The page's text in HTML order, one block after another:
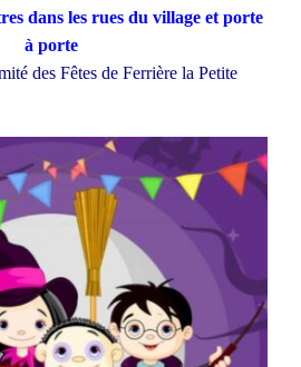
dans les rues du village et porte
à porte
des Fêtes de Ferrière la Petite